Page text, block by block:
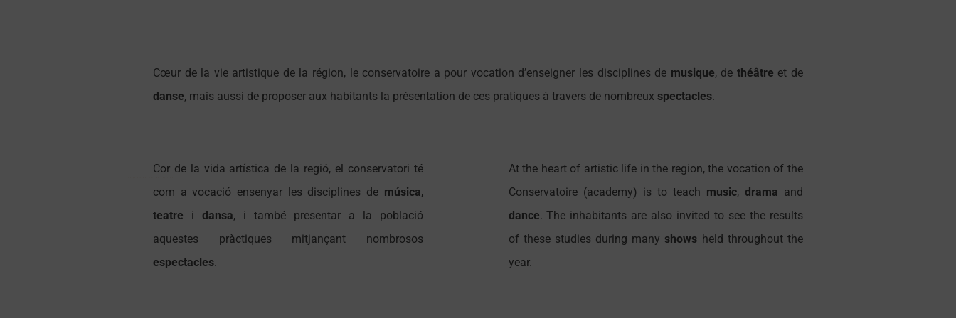
Cœur de la vie artistique de la région, le conservatoire a pour vocation d’enseigner les disciplines de musique, de théâtre et de
danse, mais aussi de proposer aux habitants la présentation de ces pratiques à travers de nombreux spectacles.
Cor de la vida artística de la regió, el conservatori té
com a vocació ensenyar les disciplines de música,
teatre i dansa, i també presentar a la població
aquestes pràctiques mitjançant nombrosos
espectacles.
At the heart of artistic life in the region, the vocation of the
Conservatoire (academy) is to teach music, drama and
dance. The inhabitants are also invited to see the results
of these studies during many shows held throughout the
year.